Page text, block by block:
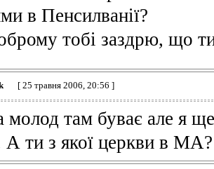
в Пенсилванії?
тобі заздрю, що
[ 25 травня 2006, 20:56 ]
там буває але я
А ти з якої церкви в МА?